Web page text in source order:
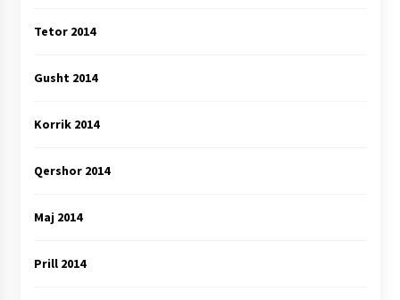
Tetor 2014
Gusht 2014
Korrik 2014
Qershor 2014
Maj 2014
Prill 2014